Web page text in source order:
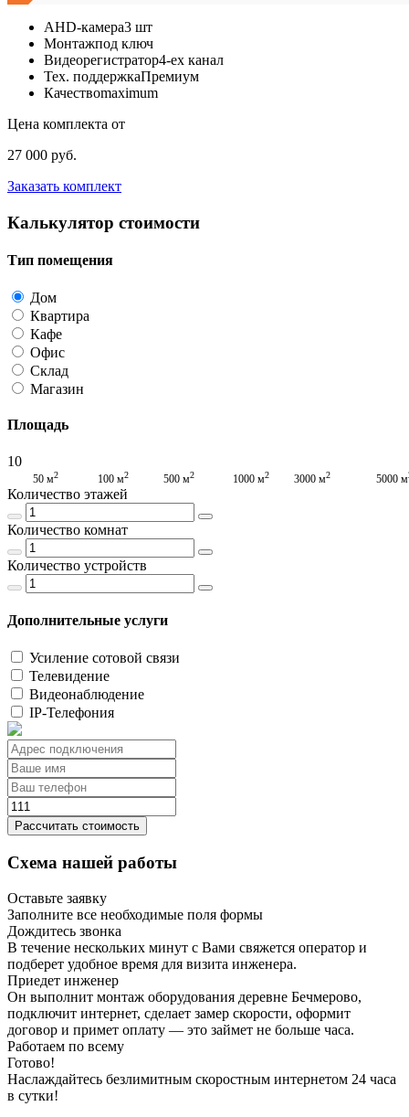
AHD-камера3 шт
Монтажпод ключ
Видеорегистратор4-ех канал
Тех. поддержкаПремиум
Качествоmaximum
Цена комплекта от
27 000 руб.
Заказать комплект
Калькулятор стоимости
Тип помещения
Дом
Квартира
Кафе
Офис
Склад
Магазин
Площадь
10
50 м2 100 м2 500 м2 1000 м2 3000 м2 5000 м
Количество этажей
Количество комнат
Количество устройств
Дополнительные услуги
Усиление сотовой связи
Телевидение
Видеонаблюдение
IP-Телефония
Рассчитать стоимость
Схема нашей работы
Оставьте заявку
Заполните все необходимые поля формы
Дождитесь звонка
В течение нескольких минут с Вами свяжется оператор и
подберет удобное время для визита инженера.
Приедет инженер
Он выполнит монтаж оборудования деревне Бечмерово,
подключит интернет, сделает замер скорости, оформит
договор и примет оплату — это займет не больше часа.
Работаем по всему
Готово!
Наслаждайтесь безлимитным скоростным интернетом 24 часа
в сутки!